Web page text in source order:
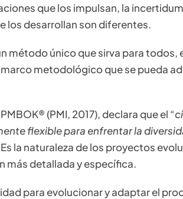
que los impulsan, la
los desarrollan son diferentes.
método único que sirva para
marco metodológico que se pueda
(PMI, 2017), declara que el “
flexible para enfrentar la
Es la naturaleza de los proyectos
más detallada y específica.
para evolucionar y adaptar el